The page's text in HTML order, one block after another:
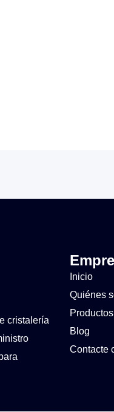
cristalería
Inicio
Quiénes
Productos
Blog
Contacte